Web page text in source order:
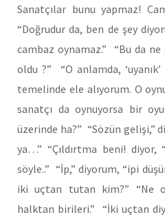
Sanatçılar bunu yapmaz!
“Doğrudur da, ben de şey
cambaz oynamaz.” “Bu da ne
oldu ?” “O anlamda, ‘uyanık’
temelinde ele alıyorum. O
sanatçı da oynuyorsa bir
üzerinde ha?” “Sözün gelişi,”
ya…” “Çıldırtma beni! diyor,
söyle..” “İp,” diyorum, “ipi
iki uçtan tutan kim?” “Ne
halktan birileri.” “İki uçtan